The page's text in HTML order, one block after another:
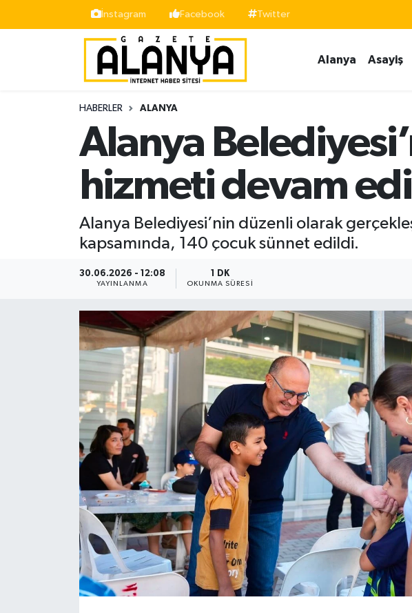
İnstagram Facebook Twitter
Alanya Asayiş
HABERLER ALANYA
Alanya
hizmeti devam
Alanya Belediyesi’nin düzenli olarak
kapsamında, 140 çocuk sünnet edildi.
30.06.2026 - 12:08
YAYINLANMA
1 DK
OKUNMA SÜRESI
Siyaset
İstanbul Nöbetçi Eczaneler
İstanbul Hava Durumu
Süper Lig Puan Durumu ve Fikstür
Tüm Manşetler
Son Dakika Haberleri